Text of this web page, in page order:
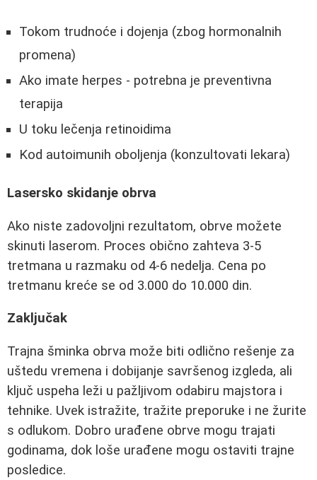
Tokom trudnoće i dojenja (zbog hormonalnih
promena)
Ako imate herpes - potrebna je preventivna
terapija
U toku lečenja retinoidima
Kod autoimunih oboljenja (konzultovati lekara)
Lasersko skidanje obrva
Ako niste zadovoljni rezultatom, obrve možete
skinuti laserom. Proces obično zahteva 3-5
tretmana u razmaku od 4-6 nedelja. Cena po
tretmanu kreće se od 3.000 do 10.000 din.
Zaključak
Trajna šminka obrva može biti odlično rešenje za
uštedu vremena i dobijanje savršenog izgleda, ali
ključ uspeha leži u pažljivom odabiru majstora i
tehnike. Uvek istražite, tražite preporuke i ne žurite
s odlukom. Dobro urađene obrve mogu trajati
godinama, dok loše urađene mogu ostaviti trajne
posledice.